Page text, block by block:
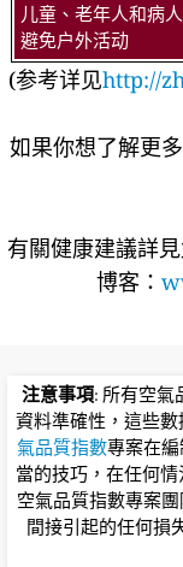
儿童、老年人和病
避免户外活动
(参考详见http://
如果你想了解更
有關健康建議詳​​
博客：
注意事項: 所有空氣
資料準確性，這些
氣品質指數專案在
當的技巧，在任何情
空氣品質指數專案
間接引起的任何損